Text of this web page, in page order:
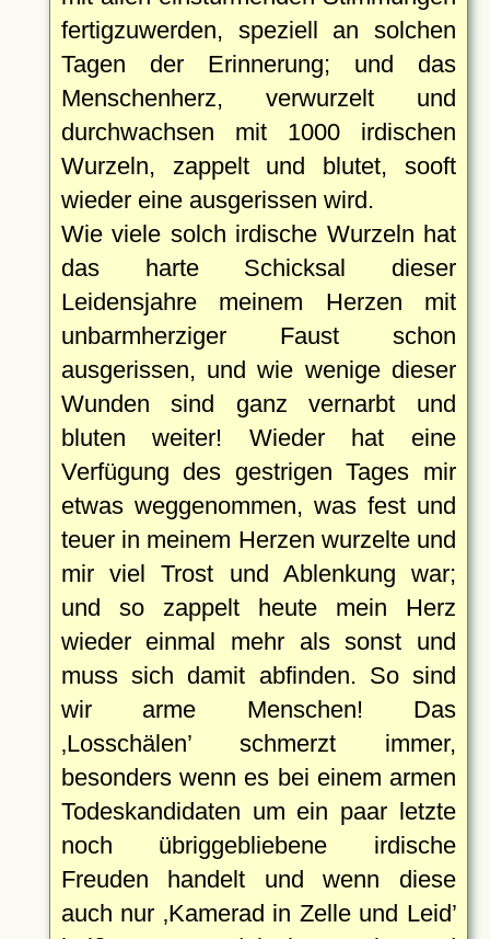
fertigzuwerden, speziell an solchen
Tagen der Erinnerung; und das
Menschenherz, verwurzelt und
durchwachsen mit 1000 irdischen
Wurzeln, zappelt und blutet, sooft
wieder eine ausgerissen wird.
Wie viele solch irdische Wurzeln hat
das harte Schicksal dieser
Leidensjahre meinem Herzen mit
unbarmherziger Faust schon
ausgerissen, und wie wenige dieser
Wunden sind ganz vernarbt und
bluten weiter! Wieder hat eine
Verfügung des gestrigen Tages mir
etwas weggenommen, was fest und
teuer in meinem Herzen wurzelte und
mir viel Trost und Ablenkung war;
und so zappelt heute mein Herz
wieder einmal mehr als sonst und
muss sich damit abfinden. So sind
wir arme Menschen! Das
Losschälenschmerzt immer,
besonders wenn es bei einem armen
Todeskandidaten um ein paar letzte
noch übriggebliebene irdische
Freuden handelt und wenn diese
auch nur Kamerad in Zelle und Leid